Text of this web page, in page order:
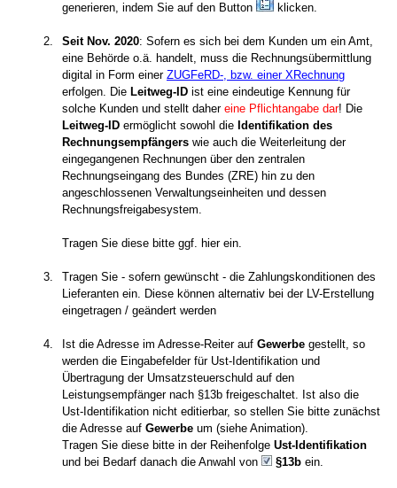
generieren, indem Sie auf den Button
klicken.
2. Seit Nov. 2020: Sofern es sich bei dem Kunden um ein Amt,
eine Behörde o.ä. handelt, muss die Rechnungsübermittlung
digital in Form einer ZUGFeRD-, bzw. einer XRechnung
erfolgen. Die Leitweg-ID ist eine eindeutige Kennung für
solche Kunden und stellt dahereine Pflichtangabe dar! Die
Leitweg-ID ermöglicht sowohl die Identifikation des
Rechnungsempfängers wie auch die Weiterleitung der
eingegangenen Rechnungen über den zentralen
Rechnungseingang des Bundes (ZRE) hin zu den
angeschlossenen Verwaltungseinheiten und dessen
Rechnungsfreigabesystem.
Tragen Sie diese bitte ggf. hier ein.
3.
Tragen Sie - sofern gewünscht - die Zahlungskonditionen des
Lieferanten ein. Diese können alternativ bei der LV-Erstellung
eingetragen / geändert werden
4. Ist die Adresse im Adresse-Reiter auf Gewerbe gestellt, so
werden die Eingabefelder für Ust-Identifikation und
Übertragung der Umsatzsteuerschuld auf den
Leistungsempfänger nach §13b freigeschaltet. Ist also die
Ust-Identifikation nicht editierbar, so stellen Sie bitte zunächst
die Adresse auf Gewerbe um (siehe Animation).
Tragen Sie diese bitte in der Reihenfolge Ust-Identifikation
und bei Bedarf danach die Anwahl von
§13b ein.